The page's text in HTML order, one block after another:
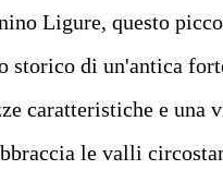
Ligure, questo
storico di un'antica
caratteristiche e una
le valli